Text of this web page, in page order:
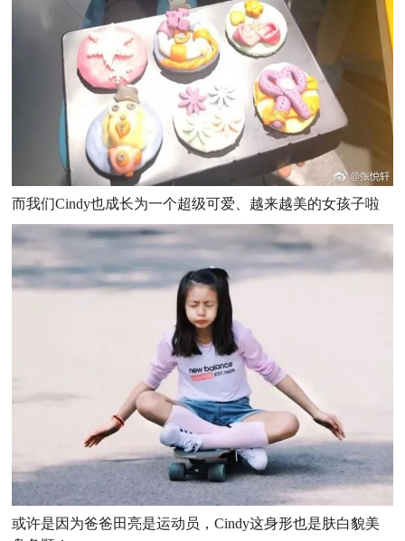
而我们Cindy也成长为一个超级可爱、越来越美的女孩子啦
或许是因为爸爸田亮是运动员，Cindy这身形也是肤白貌美